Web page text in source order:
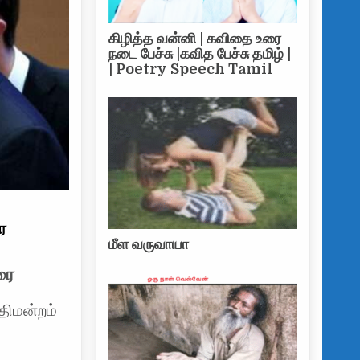
கிழித்த வன்னி | கவிதை உரை
நடை பேச்சு |கவித பேச்சு தமிழ் |
| Poetry Speech Tamil
மீள வருவாயா